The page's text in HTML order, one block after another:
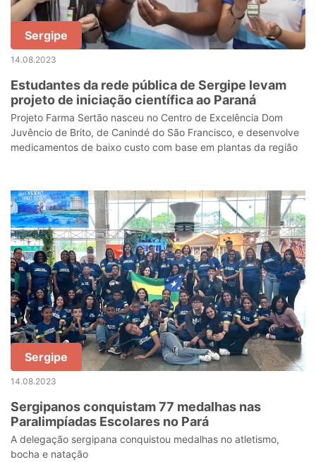
Sergipe
14.08.2023
Estudantes da rede pública de Sergipe levam
projeto de iniciação científica ao Paraná
Projeto Farma Sertão nasceu no Centro de Excelência Dom
Juvêncio de Brito, de Canindé do São Francisco, e desenvolve
medicamentos de baixo custo com base em plantas da região
Sergipe
14.08.2023
Sergipanos conquistam 77 medalhas nas
Paralimpíadas Escolares no Pará
A delegação sergipana conquistou medalhas no atletismo,
bocha e natação